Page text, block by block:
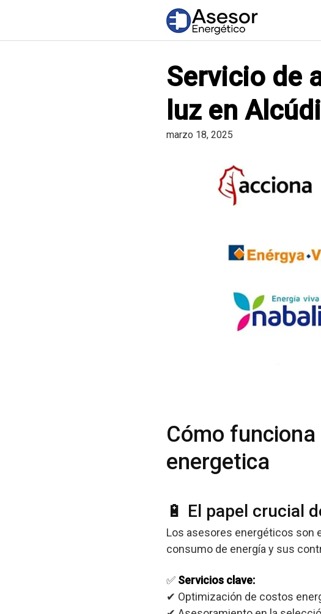
Servicio de
luz en
marzo 18, 2025
Cómo
energetica
🔋 El papel crucial
Los asesores energéticos son
consumo de energía y sus
✅ Servicios clave:
✔ Optimización de costos